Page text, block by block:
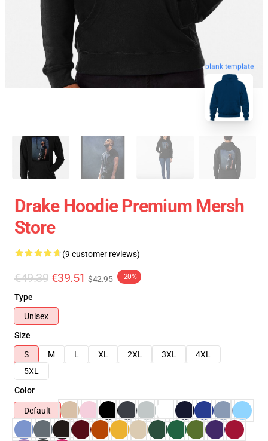
blank template
Drake Hoodie Premium Mersh
Store
(9 customer reviews)
€49.39 €39.51 $42.95 -20%
Type
Unisex
Size
S
M L XL 2XL 3XL
4XL
5XL
Color
Default